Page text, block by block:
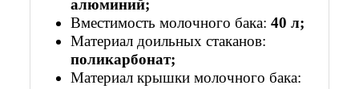
алюминий;
Вместимость молочного бака:40 л;
Материал доильных стаканов:
поликарбонат;
Материал крышки молочного бака: